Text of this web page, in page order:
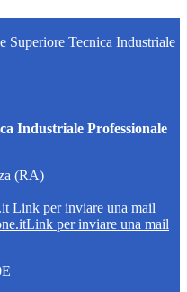
Superiore Tecnica Industriale
Industriale Professionale
(RA)
Link per inviare una mail
Link per inviare una mail